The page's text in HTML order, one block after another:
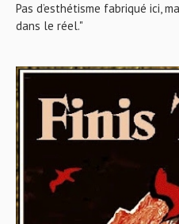
Pas d’esthétisme fabriqué ici,
dans le réel."